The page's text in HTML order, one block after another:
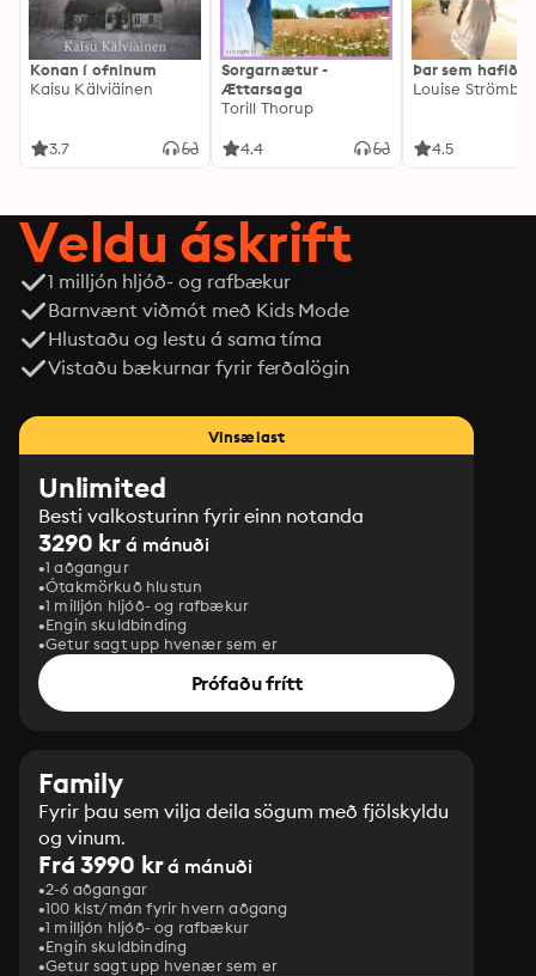
Konan í ofninum
Kaisu Kälviäinen
3.7
Sorgarnætur -
Ættarsaga
Torill Thorup
4.4
Þar sem hafið
Louise
4.5
Veldu áskrift
1 milljón hljóð- og rafbækur
Barnvænt viðmót með Kids Mode
Hlustaðu og lestu á sama tíma
Vistaðu bækurnar fyrir ferðalögin
Vinsælast
Unlimited
Besti valkosturinn fyrir einn notanda
3290 kr á mánuði
1 aðgangur
Ótakmörkuð hlustun
1 milljón hljóð- og rafbækur
Engin skuldbinding
Getur sagt upp hvenær sem er
Prófaðu frítt
Family
Fyrir þau sem vilja deila sögum með fjölskyldu
og vinum.
Frá 3990 krá mánuði
2-6 aðgangar
100 klst/mán fyrir hvern aðgang
1 milljón hljóð- og rafbækur
‎Engin skuldbinding
Getur sagt upp hvenær sem er